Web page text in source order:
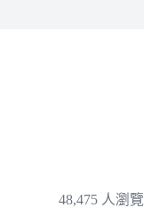
48,475 人瀏覽